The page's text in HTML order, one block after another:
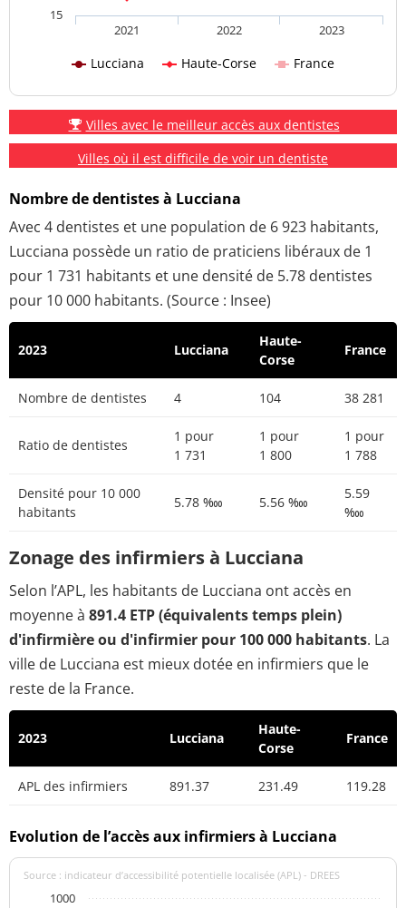
Lucciana Haute-Corse France
2021 2022 2023
15
Villes avec le meilleur accès aux dentistes
Villes où il est difficile de voir un dentiste
Nombre de dentistes à Lucciana
Avec 4 dentistes et une population de 6 923 habitants,
Lucciana possède un ratio de praticiens libéraux de 1
pour 1 731 habitants et une densité de 5.78 dentistes
pour 10 000 habitants. (Source : Insee)
2023 Lucciana
Haute-
Corse
France
Nombre de dentistes 4 104 38 281
Ratio de dentistes
1 pour
1 731
1 pour
1 800
1 pour
1 788
Densité pour 10 000
habitants
5.78 ‱ 5.56 ‱
5.59
‱
Zonage des infirmiers à Lucciana
Selon l’APL, les habitants de Lucciana ont accès en
moyenne à 891.4 ETP (équivalents temps plein)
d'infirmière ou d'infirmier pour 100 000 habitants. La
ville de Lucciana est mieux dotée en infirmiers que le
reste de la France.
2023 Lucciana
Haute-
Corse
France
APL des infirmiers 891.37 231.49 119.28
Evolution de l’accès aux infirmiers à Lucciana
Source : indicateur d’accessibilité potentielle localisée (APL) - DREES
1000